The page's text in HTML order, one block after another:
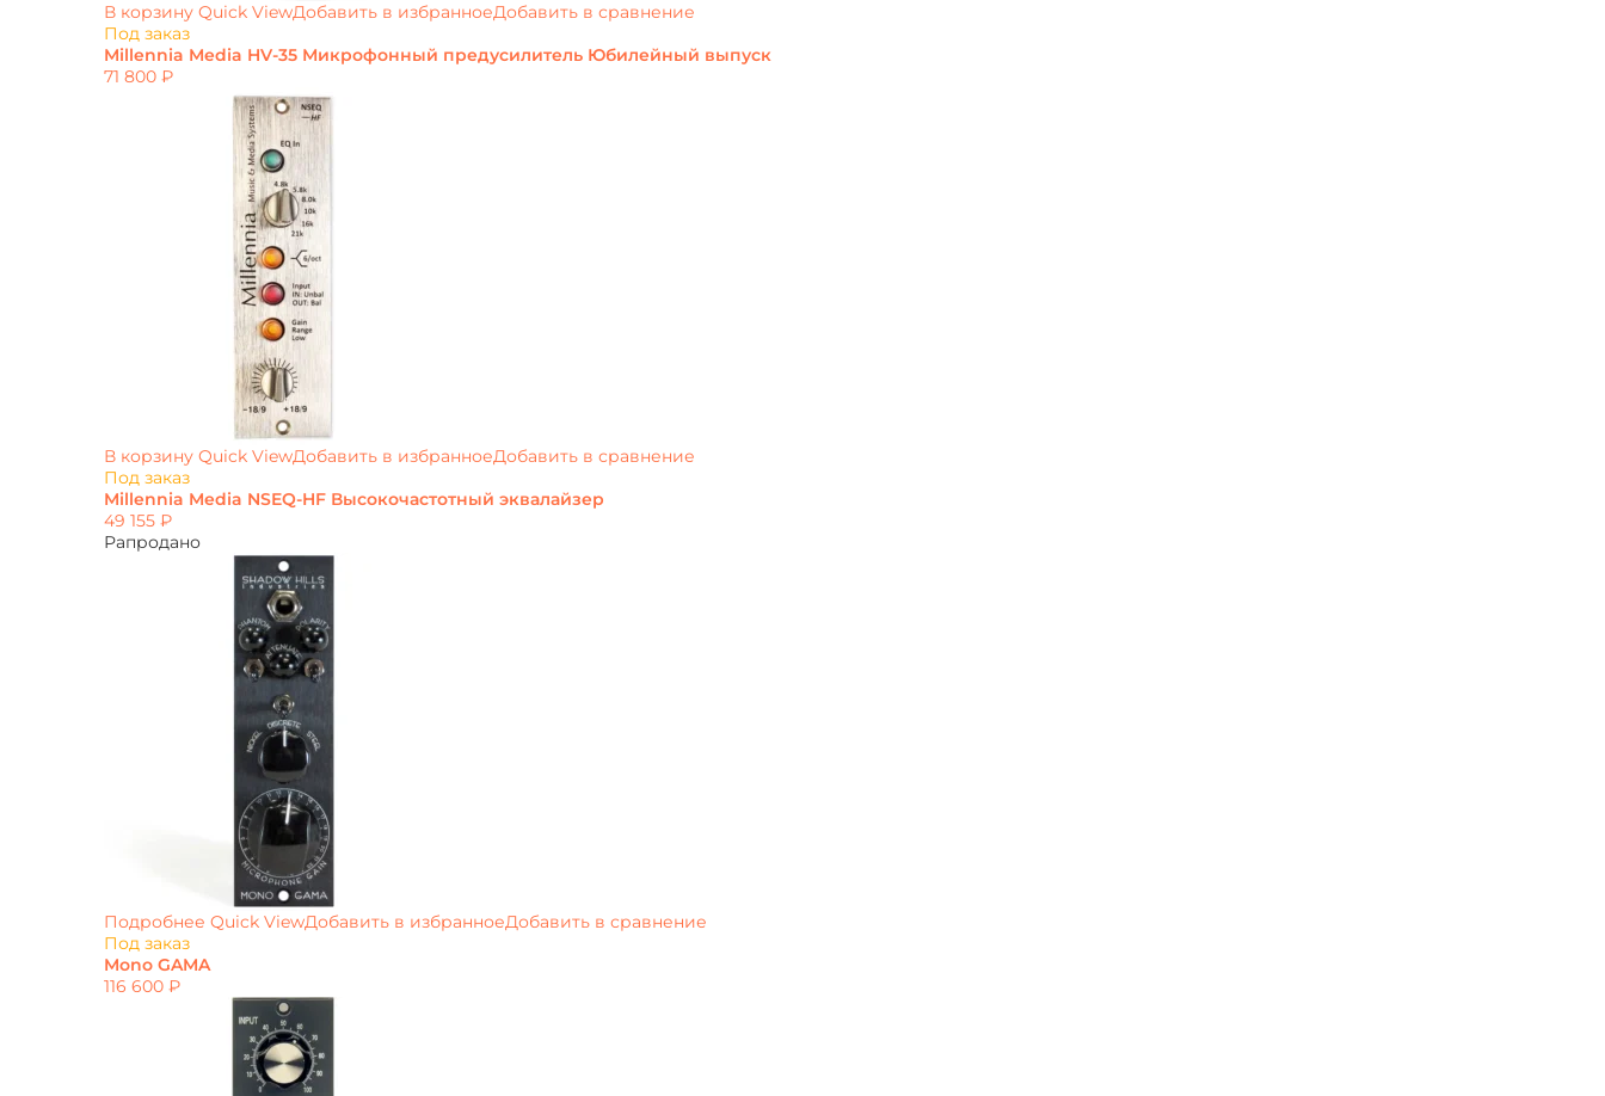
В корзину Quick ViewДобавить в избранноеДобавить в сравнение
Под заказ
Millennia Media HV-35 Микрофонный предусилитель Юбилейный выпуск
71 800 ₽
В корзину Quick ViewДобавить в избранноеДобавить в сравнение
Под заказ
Millennia Media NSEQ-HF Высокочастотный эквалайзер
49 155 ₽
Рапродано
Подробнее Quick ViewДобавить в избранноеДобавить в сравнение
Под заказ
Mono GAMA
116 600 ₽